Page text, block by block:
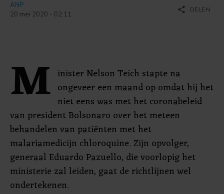
ANP
20 mei 2020 - 02:11
share DELEN
M inister Nelson Teich stapte na
ongeveer een maand op omdat hij het
niet eens was met het coronabeleid
van president Bolsonaro over het meteen
behandelen van patiënten met het
malariamedicijn chloroquine. Zijn opvolger,
generaal Eduardo Pazuello, die voorlopig het
ministerie zal leiden, gaat de richtlijnen wel
ondertekenen.